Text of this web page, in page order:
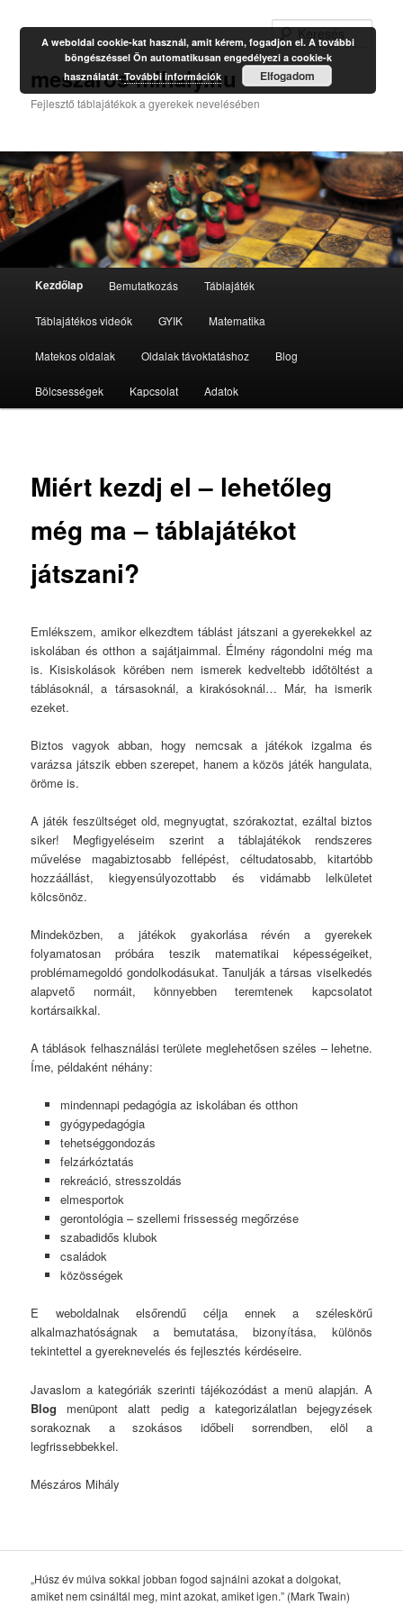
meszaros-mihaly.hu
Fejlesztő táblajátékok a gyerekek nevelésében
Tovább
az
elsődleges
tartalomra
Kezdőlap Bemutatkozás Táblajáték
Táblajátékos videók GYIK Matematika
Matekos oldalak Oldalak távoktatáshoz Blog
Bölcsességek Kapcsolat Adatok
Miért kezdj el – lehetőleg
még ma – táblajátékot
játszani?
Emlékszem, amikor elkezdtem táblást játszani a gyerekekkel az
iskolában és otthon a sajátjaimmal. Élmény rágondolni még ma
is. Kisiskolások körében nem ismerek kedveltebb időtöltést a
táblásoknál, a társasoknál, a kirakósoknál… Már, ha ismerik
ezeket.
Biztos vagyok abban, hogy nemcsak a játékok izgalma és
varázsa játszik ebben szerepet, hanem a közös játék hangulata,
öröme is.
A játék feszültséget old, megnyugtat, szórakoztat, ezáltal biztos
siker! Megfigyeléseim szerint a táblajátékok rendszeres
művelése magabiztosabb fellépést, céltudatosabb, kitartóbb
hozzáállást, kiegyensúlyozottabb és vidámabb lelkületet
kölcsönöz.
Mindeközben, a játékok gyakorlása révén a gyerekek
folyamatosan próbára teszik matematikai képességeiket,
problémamegoldó gondolkodásukat. Tanulják a társas viselkedés
alapvető normáit, könnyebben teremtenek kapcsolatot
kortársaikkal.
A táblások felhasználási területe meglehetősen széles – lehetne.
Íme, példaként néhány:
mindennapi pedagógia az iskolában és otthon
gyógypedagógia
tehetséggondozás
felzárkóztatás
rekreáció, stresszoldás
elmesportok
gerontológia – szellemi frissesség megőrzése
szabadidős klubok
családok
közösségek
E weboldalnak elsőrendű célja ennek a széleskörű
alkalmazhatóságnak a bemutatása, bizonyítása, különös
tekintettel a gyereknevelés és fejlesztés kérdéseire.
Javaslom a kategóriák szerinti tájékozódást a menü alapján. A
Blog menüpont alatt pedig a kategorizálatlan bejegyzések
sorakoznak a szokásos időbeli sorrendben, elöl a
legfrissebbekkel.
Mészáros Mihály
„Húsz év múlva sokkal jobban fogod sajnálni azokat a dolgokat,
amiket nem csináltál meg, mint azokat, amiket igen.” (Mark Twain)
A weboldal cookie-kat használ, amit kérem, fogadjon el. A további
böngészéssel Ön automatikusan engedélyezi a cookie-k
használatát.További információk Elfogadom